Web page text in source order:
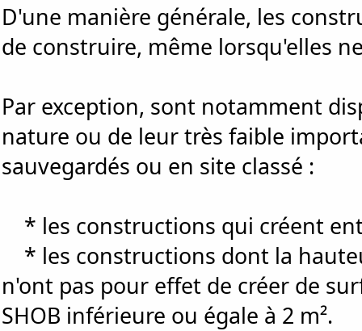
D'une manière générale, les
de construire, même lorsqu'elles
Par exception, sont notamment
nature ou de leur très faible
sauvegardés ou en site classé :
* les constructions qui créent
* les constructions dont la
n'ont pas pour effet de créer de
SHOB inférieure ou égale à 2 m².